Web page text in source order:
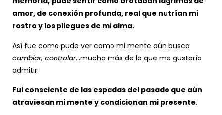
amor, de conexión profunda, real que nutrían mi
rostro y los pliegues de mi alma.
Así fue como pude ver como mi mente aún busca
cambiar, controlar…mucho más de lo que me gustaría
admitir.
Fui consciente de las espadas del pasado que aún
atraviesan mi mente y condicionan mi presente.